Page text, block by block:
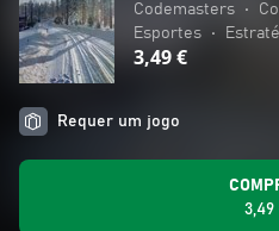
Codemasters •
Esportes
•
3,49 €
Requer um jogo
3,49